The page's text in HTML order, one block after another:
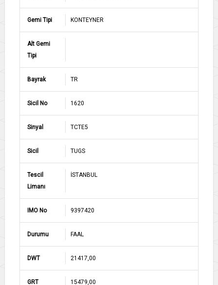
Gemi Tipi KONTEYNER
Alt Gemi
Tipi
Bayrak TR
Sicil No 1620
Sinyal TCTE5
Sicil TUGS
Tescil
Limanı
İSTANBUL
IMO No 9397420
Durumu FAAL
DWT 21417,00
GRT 15479,00